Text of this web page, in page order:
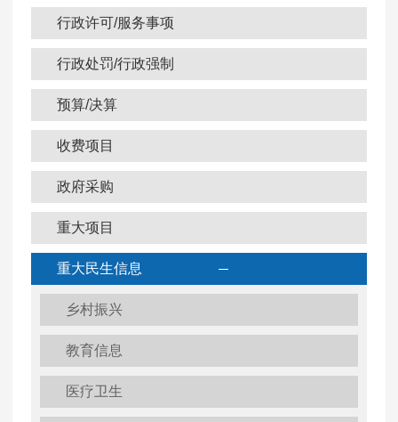
行政许可/服务事项
行政处罚/行政强制
预算/决算
收费项目
政府采购
重大项目
重大民生信息
乡村振兴
教育信息
医疗卫生